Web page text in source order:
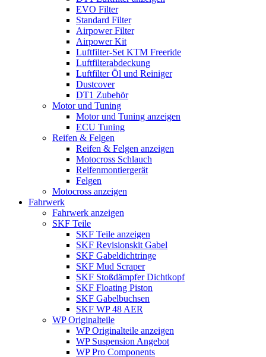
EVO Filter
Standard Filter
Airpower Filter
Airpower Kit
Luftfilter-Set KTM Freeride
Luftfilterabdeckung
Luftfilter Öl und Reiniger
Dustcover
DT1 Zubehör
Motor und Tuning
Motor und Tuning anzeigen
ECU Tuning
Reifen & Felgen
Reifen & Felgen anzeigen
Motocross Schlauch
Reifenmontiergerät
Felgen
Motocross anzeigen
Fahrwerk
Fahrwerk anzeigen
SKF Teile
SKF Teile anzeigen
SKF Revisionskit Gabel
SKF Gabeldichtringe
SKF Mud Scraper
SKF Stoßdämpfer Dichtkopf
SKF Floating Piston
SKF Gabelbuchsen
SKF WP 48 AER
WP Originalteile
WP Originalteile anzeigen
WP Suspension Angebot
WP Pro Components